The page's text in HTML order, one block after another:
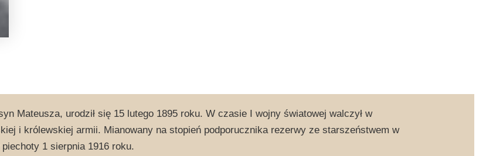
Mateusza, urodził się 15 lutego 1895 roku. W czasie I wojny światowej walczył w
i królewskiej armii. Mianowany na stopień podporucznika rezerwy ze starszeństwem w
1 sierpnia 1916 roku.